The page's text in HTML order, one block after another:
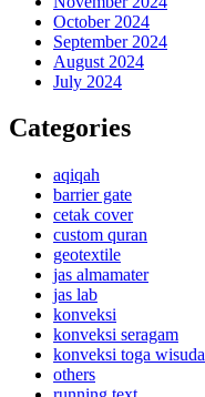
October 2024
September 2024
August 2024
July 2024
Categories
aqiqah
barrier gate
cetak cover
custom quran
geotextile
jas almamater
jas lab
konveksi
konveksi seragam
konveksi toga wisuda
others